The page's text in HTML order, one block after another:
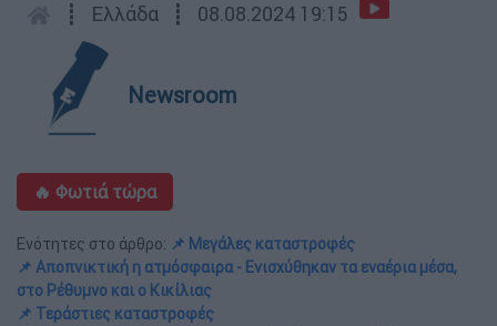
┋ Ελλάδα ┋ 08.08.2024 19:15
Newsroom
🔥 Φωτιά τώρα
Ενότητες στο άρθρο: 📌 Μεγάλες καταστροφές
📌 Αποπνικτική η ατμόσφαιρα - Ενισχύθηκαν τα εναέρια μέσα,
στο Ρέθυμνο και ο Κικίλιας
📌 Τεράστιες καταστροφές